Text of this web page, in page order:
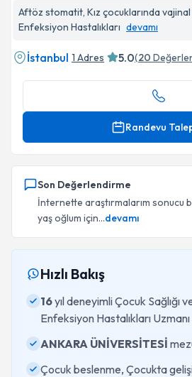
Aftöz stomatit, Kız çocuklarında vajinal
Enfeksiyon Hastalıkları devamı
İstanbul 1 Adres 5.0(20
Randevu
Son Değerlendirme
İnternette araştırmalarım sonucu
yaş oğlum için...devamı
Hızlı Bakış
16yıl deneyimli Çocuk Sağlığı
Enfeksiyon Hastalıkları Uzmanı
ANKARA ÜNİVERSİTESİ
Çocuk beslenme, Çocukta